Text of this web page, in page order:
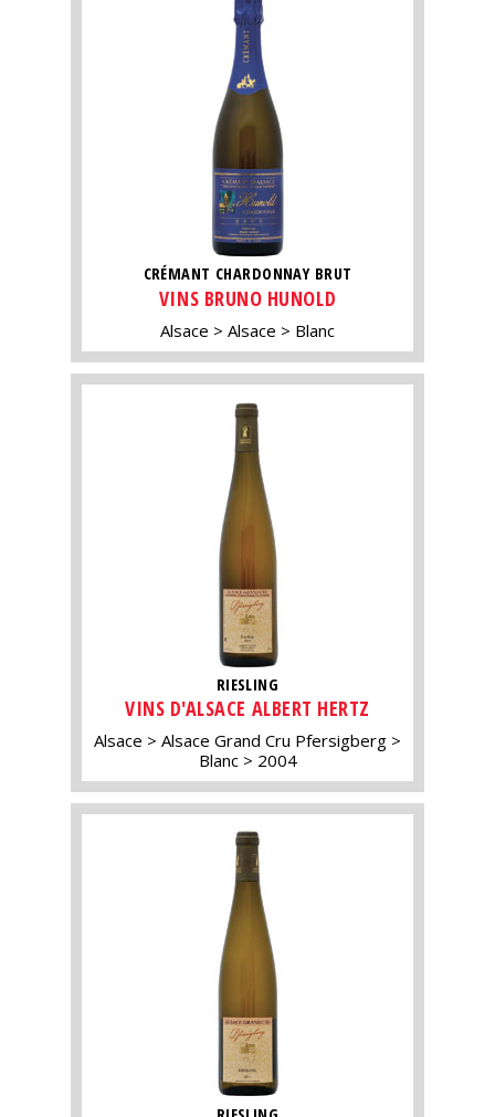
CRÉMANT CHARDONNAY BRUT
VINS BRUNO HUNOLD
Alsace Alsace Blanc
RIESLING
VINS D'ALSACE ALBERT HERTZ
Alsace
Alsace Grand Cru Pfersigberg
Blanc
2004